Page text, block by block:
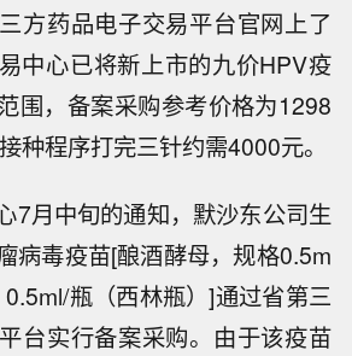
方药品电子交易平台官网上了
中心已将新上市的九价HPV疫
围，备案采购参考价格为1298
种程序打完三针约需4000元。
7月中旬的通知，默沙东公司生
病毒疫苗[酿酒酵母，规格0.5m
瓶（西林瓶）]通过省第三
台实行备案采购。由于该疫苗